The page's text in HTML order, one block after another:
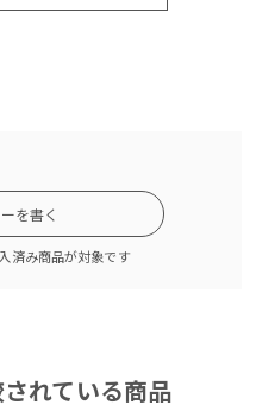
を書く
済み商品が対象です
れている商品